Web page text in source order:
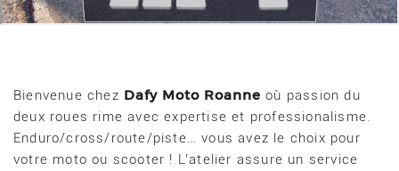
Bienvenue chez Dafy Moto Roanne où passion du
deux roues rime avec expertise et professionalisme.
Enduro/cross/route/piste… vous avez le choix pour
votre moto ou scooter ! L’atelier assure un service